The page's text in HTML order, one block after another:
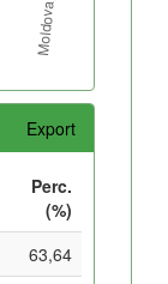
Export
Perc.
(%)
63,64